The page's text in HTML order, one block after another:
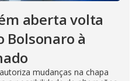
aberta volta
Bolsonaro à
mudanças na chapa